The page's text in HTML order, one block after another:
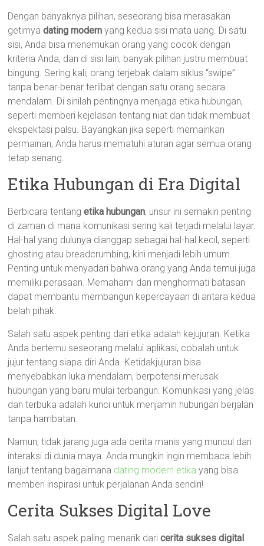
Dengan banyaknya pilihan, seseorang bisa merasakan
getirnyadating modern yang kedua sisi mata uang. Di satu
sisi, Anda bisa menemukan orang yang cocok dengan
kriteria Anda, dan di sisi lain, banyak pilihan justru membuat
bingung. Sering kali, orang terjebak dalam siklus “swipe”
tanpa benar-benar terlibat dengan satu orang secara
mendalam. Di sinilah pentingnya menjaga etika hubungan,
seperti memberi kejelasan tentang niat dan tidak membuat
ekspektasi palsu. Bayangkan jika seperti memainkan
permainan; Anda harus mematuhi aturan agar semua orang
tetap senang.
Etika Hubungan di Era Digital
Berbicara tentangetika hubungan, unsur ini semakin penting
di zaman di mana komunikasi sering kali terjadi melalui layar.
Hal-hal yang dulunya dianggap sebagai hal-hal kecil, seperti
ghosting atau breadcrumbing, kini menjadi lebih umum.
Penting untuk menyadari bahwa orang yang Anda temui juga
memiliki perasaan. Memahami dan menghormati batasan
dapat membantu membangun kepercayaan di antara kedua
belah pihak.
Salah satu aspek penting dari etika adalah kejujuran. Ketika
Anda bertemu seseorang melalui aplikasi, cobalah untuk
jujur tentang siapa diri Anda. Ketidakjujuran bisa
menyebabkan luka mendalam, berpotensi merusak
hubungan yang baru mulai terbangun. Komunikasi yang jelas
dan terbuka adalah kunci untuk menjamin hubungan berjalan
tanpa hambatan.
Namun, tidak jarang juga ada cerita manis yang muncul dari
interaksi di dunia maya. Anda mungkin ingin membaca lebih
lanjut tentang bagaimana dating modern etika yang bisa
memberi inspirasi untuk perjalanan Anda sendiri!
Cerita Sukses Digital Love
Salah satu aspek paling menarik daricerita sukses digital